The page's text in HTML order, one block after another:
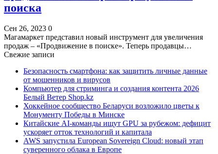
поиска
Сен 26, 2023 0
Магамаркет представил новый инструмент для увеличения
продаж – «Продвижение в поиске». Теперь продавцы…
Свежие записи
Безопасность смартфона: как защитить личные данные
от мошенников и вирусов
Компьютер для стриминга и создания контента 2026
Белый Ветер Shop.kz
Хоккейное сообщество Беларуси возложило цветы к
Монументу Победы в Минске
Китайские AI-команды ищут GPU за рубежом: дефицит
ускоряет отток технологий и капитала
AWS запустила European Sovereign Cloud: новый этап
суверенного облака в Европе